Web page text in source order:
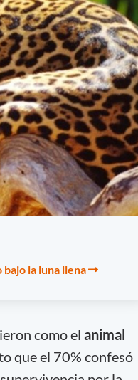
la luna llena
como el animal
que el 70% confesó